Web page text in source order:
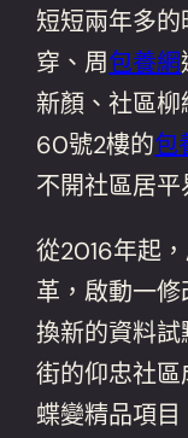
短短兩年多
穿、周包養網
新顏、社區
60號2樓的包
不開社區居平
從2016年起
革，啟動一
換新的資料
街的仰忠社
蝶變精品項